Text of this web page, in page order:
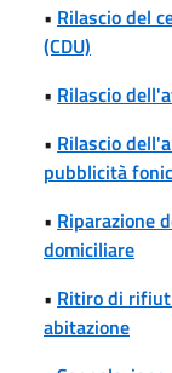
• Rilascio del
(CDU)
• Rilascio
• Rilascio
pubblicità
• Riparazione
domiciliare
• Ritiro di
abitazione